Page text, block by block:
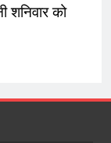
शनिवार को